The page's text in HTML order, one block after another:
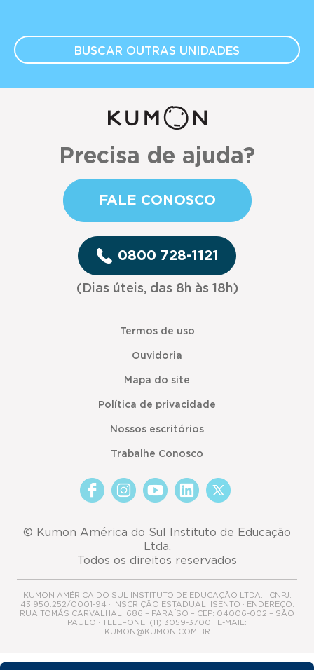
BUSCAR OUTRAS UNIDADES
Precisa de ajuda?
FALE CONOSCO
0800 728-1121
(Dias úteis, das 8h às 18h)
Termos de uso
Ouvidoria
Mapa do site
Política de privacidade
Nossos escritórios
Trabalhe Conosco
© Kumon América do Sul Instituto de Educação
Ltda.
Todos os direitos reservados
KUMON AMÉRICA DO SUL INSTITUTO DE EDUCAÇÃO LTDA. · CNPJ:
43.950.252/0001-94 · INSCRIÇÃO ESTADUAL: ISENTO · ENDEREÇO:
RUA TOMÁS CARVALHAL, 686 – PARAÍSO – CEP: 04006-002 – SÃO
PAULO · TELEFONE: (11) 3059-3700 · E-MAIL:
KUMON@KUMON.COM.BR